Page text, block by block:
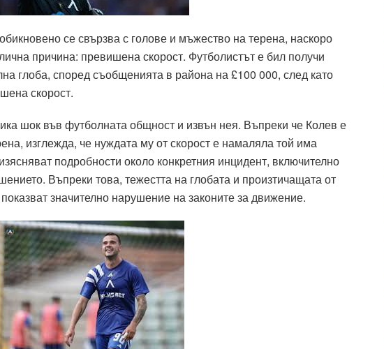
се свързва с голове и мъжество на терена, наскоро
причина: превишена скорост. Футболистът е бил получи
глоба, според съобщенията в района на £100 000, след като
скорост.
шок във футболната общност и извън нея. Въпреки че Колев е
изглежда, че нуждата му от скорост е намаляла той има
подробности около конкретния инцидент, включително
Въпреки това, тежестта на глобата и произтичащата от
значително нарушение на законите за движение.